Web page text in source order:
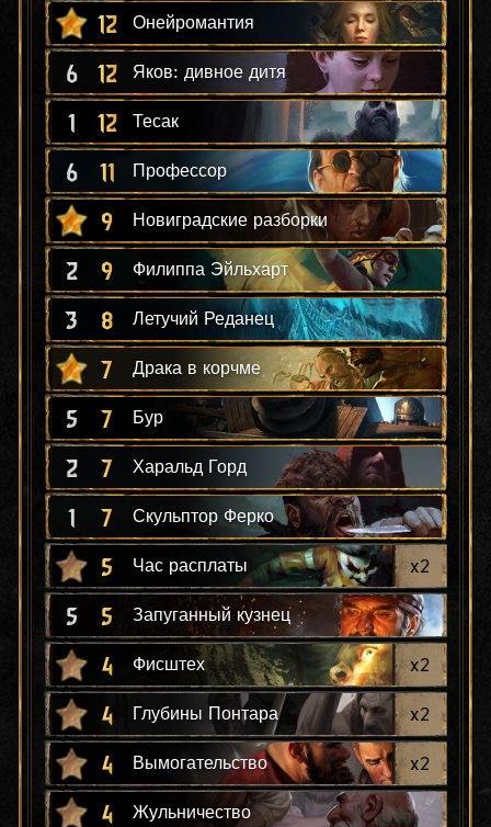
12 Онейромантия
6 12 Яков: дивное дитя
1 12 Тесак
6 11 Профессор
9 Новиградские разборки
2 9 Филиппа Эйльхарт
3 8 Летучий Реданец
7 Драка в корчме
5 7 Бур
2 7 Харальд Горд
1 7 Скульптор Ферко
5 Час расплаты x2
5 5 Запуганный кузнец
4 Фисштех x2
4 Глубины Понтара x2
4 Вымогательство x2
4 Жульничество